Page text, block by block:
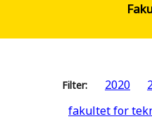
Filter: 2020
fakultet for